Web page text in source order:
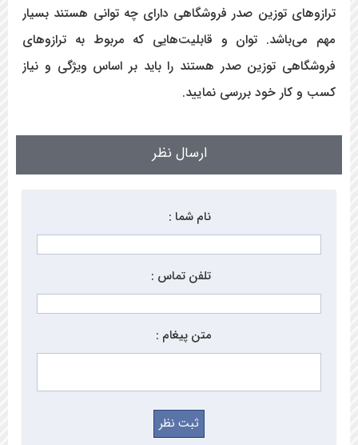
ترازوهای توزین صدر فروشگاهی دارای چه توانی هستند بسیار
مهم می‌باشد. توان و قابلیت‌هایی که مربوط به ترازوهای
فروشگاهی توزین صدر هستند را باید بر اساس ویژگی و نیاز
کسب و کار خود بررسی نمایید.
ارسال نظر
نام شما :
تلفن تماس :
متن پیغام :